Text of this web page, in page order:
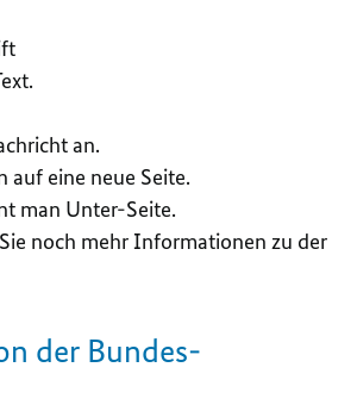
an.
auf eine neue Seite.
man Unter-Seite.
noch mehr Informationen zu der
der Bundes-